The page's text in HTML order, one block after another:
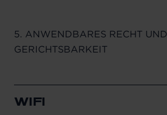
5. ANWENDBARES RECHT UND
GERICHTSBARKEIT
WIFI